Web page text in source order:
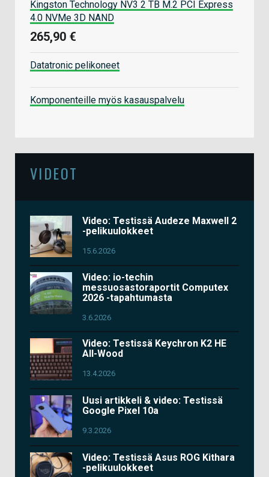
Kingston Technology NV3 2 TB M.2 PCI Express
4.0 NVMe 3D NAND
265,90 €
Datatronic pelikoneet
Komponenteille myös kasauspalvelu
VIDEOT
Video: Testissä Audeze Maxwell 2
-pelikuulokkeet
15.6.2026
Video: io-techin
messuosastoraportit Computex
2026 -tapahtumasta
3.6.2026
Video: Testissä Keychron K2 HE
All-Wood
13.4.2026
Uusi artikkeli & video: Testissä
Google Pixel 10a
9.3.2026
Video: Testissä Asus ROG Kithara
-pelikuulokkeet